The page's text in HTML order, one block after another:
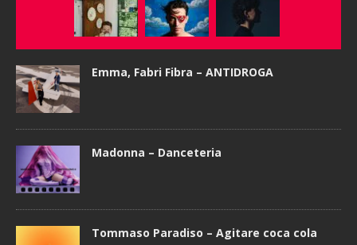
Emma, Fabri Fibra – ANTIDROGA
Madonna – Danceteria
Tommaso Paradiso – Agitare coca cola